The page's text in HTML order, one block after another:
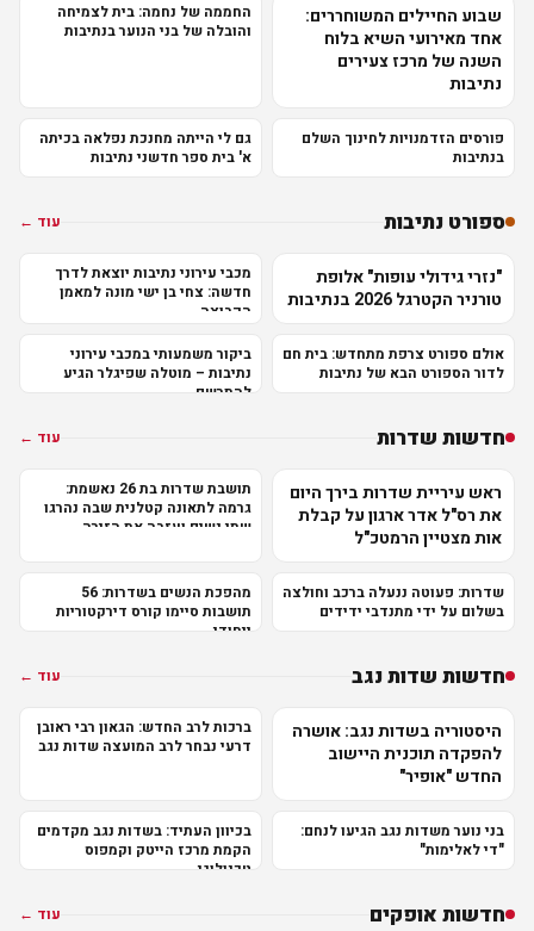
שבוע החיילים המשוחררים:
אחד מאירועי השיא בלוח
השנה של מרכז צעירים
נתיבות
החממה של נחמה: בית לצמיחה
והובלה של בני הנוער בנתיבות
פורסים הזדמנויות לחינוך השלם
בנתיבות
גם לי הייתה מחנכת נפלאה בכיתה
א' בית ספר חדשני נתיבות
ספורט נתיבות עוד ←
"נזרי גידולי עופות" אלופת
טורניר הקטרגל 2026 בנתיבות
מכבי עירוני נתיבות יוצאת לדרך
חדשה: צחי בן ישי מונה למאמן
הקבוצה
אולם ספורט צרפת מתחדש: בית חם
לדור הספורט הבא של נתיבות
ביקור משמעותי במכבי עירוני
נתיבות – מוטלה שפיגלר הגיע
להתרשם
חדשות שדרות עוד ←
ראש עיריית שדרות בירך היום
את רס"ל אדר ארגון על קבלת
אות מצטיין הרמטכ"ל
תושבת שדרות בת 26 נאשמת:
גרמה לתאונה קטלנית שבה נהרגו
שתי נשים ועזבה את הזירה
שדרות: פעוטה ננעלה ברכב וחולצה
בשלום על ידי מתנדבי ידידים
מהפכת הנשים בשדרות: 56
תושבות סיימו קורס דירקטוריות
ייחודי
חדשות שדות נגב עוד ←
היסטוריה בשדות נגב: אושרה
להפקדה תוכנית היישוב
החדש "אופיר"
ברכות לרב החדש: הגאון רבי ראובן
דרעי נבחר לרב המועצה שדות נגב
בני נוער משדות נגב הגיעו לנחם:
"די לאלימות"
בכיוון העתיד: בשדות נגב מקדמים
הקמת מרכז הייטק וקמפוס
טכנולוגי
חדשות אופקים עוד ←